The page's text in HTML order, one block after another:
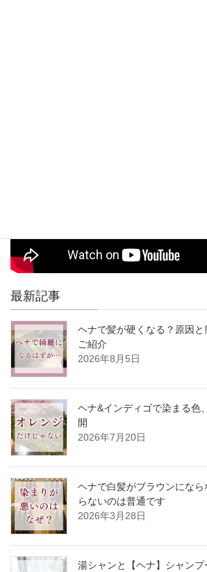
最新記事
ヘナで髪が硬くなる？原因
ご紹介
2026年8月5日
ヘナ&インディゴで染まる色
開
2026年7月20日
ヘナで白髪がブラウンになら
らないのは普通です
2026年3月28日
湯シャンと【ヘナ】シャンプ